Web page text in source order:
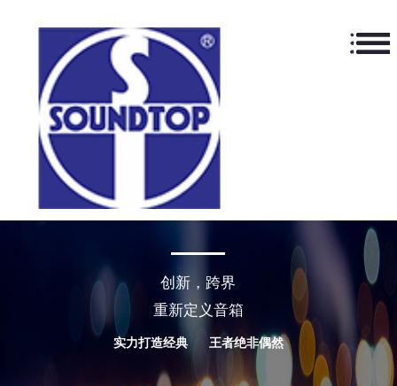
创新，跨界
重新定义音箱
实力打造经典 王者绝非偶然